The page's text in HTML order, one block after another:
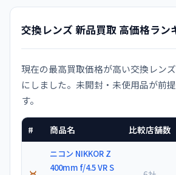
交換レンズ 新品買取 高価格ラン
現在の最高買取価格が高い交換レン
にしました。未開封・未使用品が前
す。
# 商品名 比較店舗数
ニコン NIKKOR Z
400mm f/4.5 VR S